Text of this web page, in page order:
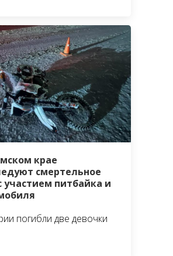
крае
смертельное
участием питбайка и
погибли две девочки